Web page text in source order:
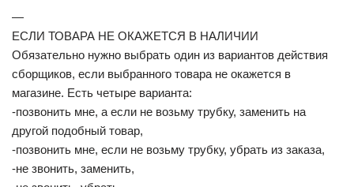
—
ЕСЛИ ТОВАРА НЕ ОКАЖЕТСЯ В НАЛИЧИИ
Обязательно нужно выбрать один из вариантов действия
сборщиков, если выбранного товара не окажется в
магазине. Есть четыре варианта:
-позвонить мне, а если не возьму трубку, заменить на
другой подобный товар,
-позвонить мне, если не возьму трубку, убрать из заказа,
-не звонить, заменить,